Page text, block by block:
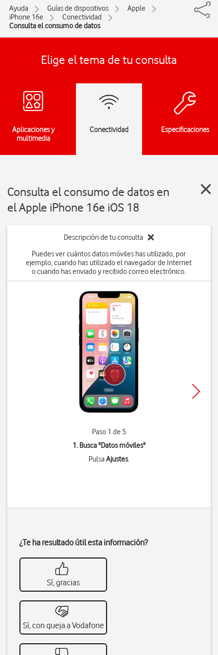
Ayuda Guías de dispositivos
Apple
iPhone 16e
Conectividad
Consulta el consumo de datos
Elige el tema de tu consulta
Aplicaciones y
multimedia
Conectividad Especificaciones
Consulta el consumo de datos en
el Apple iPhone 16e iOS 18
Descripción de tu consulta
Puedes ver cuántos datos móviles has utilizado, por
ejemplo, cuando has utilizado el navegador de Internet
o cuando has enviado y recibido correo electrónico.
Paso 1 de 5
1. Busca "Datos móviles"
PulsaAjustes.
¿Te ha resultado útil esta información?
Sí, gracias
Sí, con queja a Vodafone